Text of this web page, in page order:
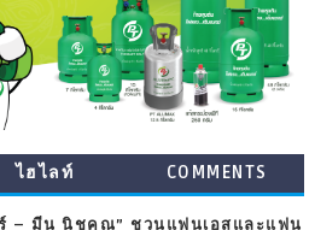
ไฮไลท์ COMMENTS
ร์ – มีน นิชคุณ” ชวนแฟนเอสและแฟน